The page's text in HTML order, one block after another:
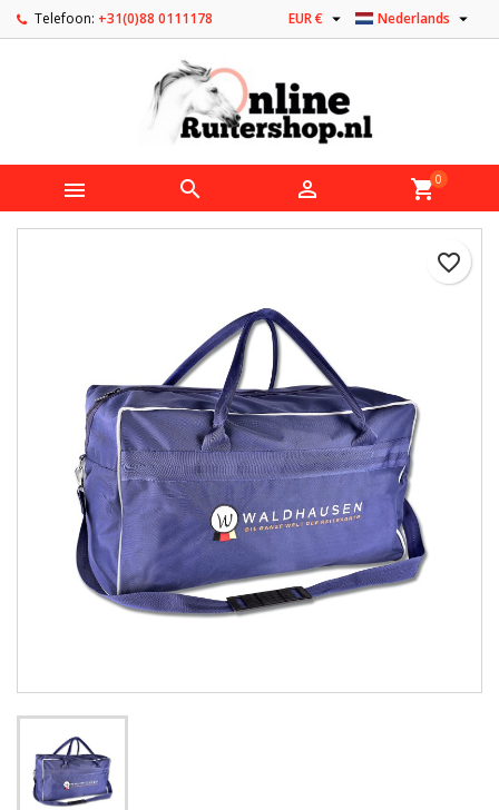
Telefoon: +31(0)88 0111178 Nederlands 
EUR € 
   shopping_cart0
favorite_border